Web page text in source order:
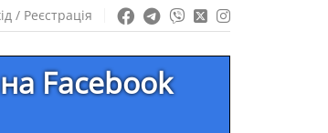
/ Реєстрація
Facebook